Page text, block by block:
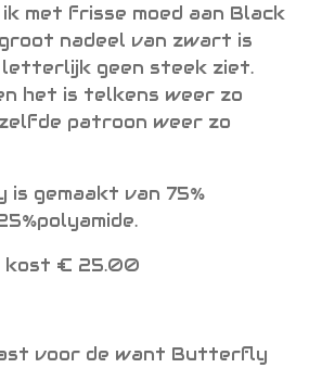
ik met frisse moed aan Black
nadeel van zwart is
letterlijk geen steek ziet.
het is telkens weer zo
patroon weer zo
gemaakt van 75%
€ 25.00
voor de want Butterfly